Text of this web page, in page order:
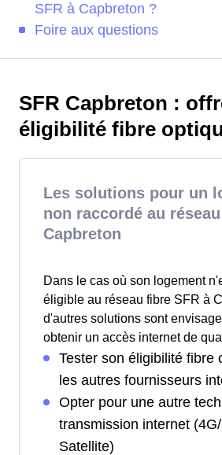
SFR à Capbreton ?
Foire aux questions
SFR Capbreton :
éligibilité fibre
Les solutions pour un
non raccordé au
Capbreton
Dans le cas où son logement
éligible au réseau fibre SFR à
d'autres solutions sont
obtenir un accès internet de
Tester son éligibilité fibre
les autres fournisseurs
Opter pour une autre
transmission internet
Satellite)